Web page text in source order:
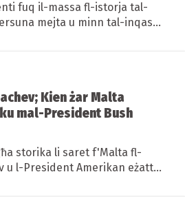
fuq il-massa fl-istorja tal-
mejta u minn tal-inqas
Kien żar Malta
mal-President Bush
storika li saret f'Malta fl-
u l-President Amerikan eżatt